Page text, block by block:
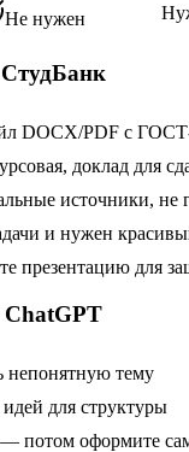
Не нужен
DOCX/PDF с
доклад для
источники, не
и нужен
презентацию для
ChatGPT
непонятную тему
для структуры
потом оформите